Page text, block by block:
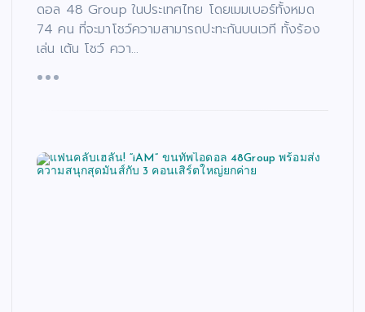
ดอล 48 Group ในประเทศไทย โดยเมมเบอร์ทั้งหมด
74 คน ที่จะมาโชว์ความสามารถปะทะกันบนเวที ทั้งร้อง
เล่น เต้น โชว์ ควา…